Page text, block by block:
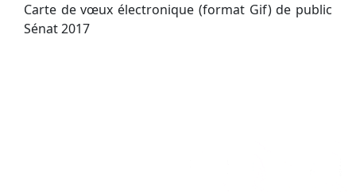
Carte de vœux électronique (format Gif) de public
Sénat 2017